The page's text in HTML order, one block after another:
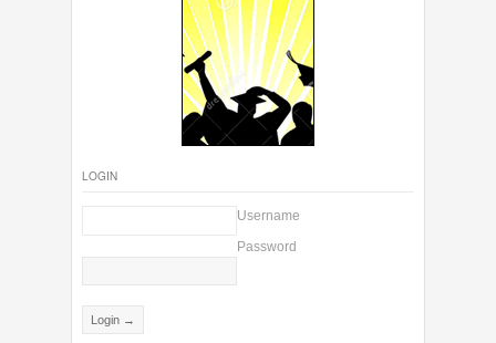
LOGIN
Username
Password